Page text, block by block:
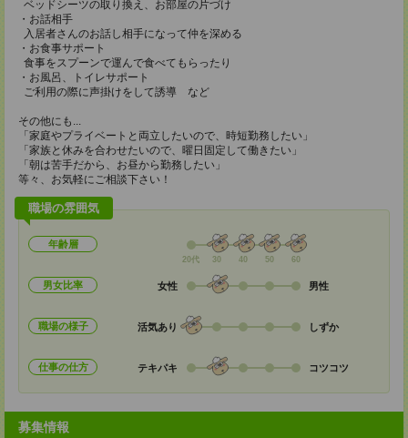
ベッドシーツの取り換え、お部屋の片づけ
・お話相手
入居者さんのお話し相手になって仲を深める
・お食事サポート
食事をスプーンで運んで食べてもらったり
・お風呂、トイレサポート
ご利用の際に声掛けをして誘導 など
その他にも...
「家庭やプライベートと両立したいので、時短勤務したい」
「家族と休みを合わせたいので、曜日固定して働きたい」
「朝は苦手だから、お昼から勤務したい」
等々、お気軽にご相談下さい！
職場の雰囲気
年齢層
20代 30 40 50 60
男女比率 女性 男性
職場の様子 活気あり しずか
仕事の仕方 テキパキ コツコツ
募集情報